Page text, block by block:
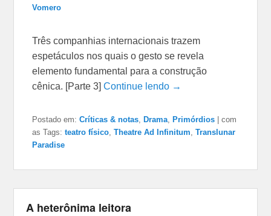
Vomero
Três companhias internacionais trazem
espetáculos nos quais o gesto se revela
elemento fundamental para a construção
cênica. [Parte 3]Continue lendo →
Postado em: Críticas & notas ,Drama ,Primórdios |com
as Tags: teatro físico ,Theatre Ad Infinitum ,Translunar
Paradise
A heterônima leitora